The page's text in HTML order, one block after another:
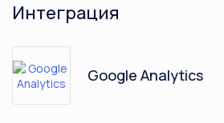
Интеграция
Google Analytics